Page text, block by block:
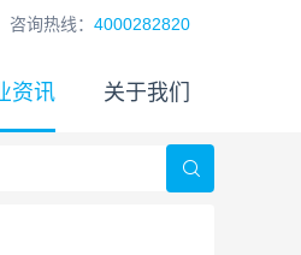
咨询热线： 4000282820
资讯 关于我们